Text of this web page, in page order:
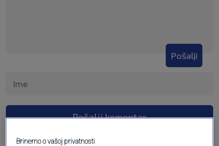
Pošalji
Pošalji komentar
Brinemo o vašoj privatnosti